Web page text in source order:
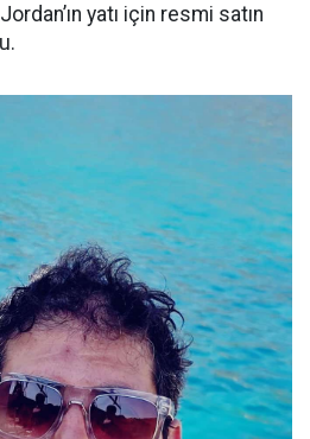
yatı için resmi satın